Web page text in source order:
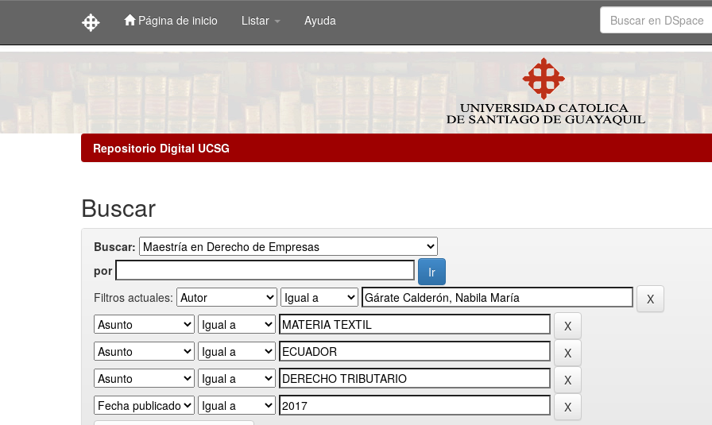
Página de inicio Listar Ayuda
Repositorio Digital UCSG
Buscar
Buscar:
por
Filtros actuales: